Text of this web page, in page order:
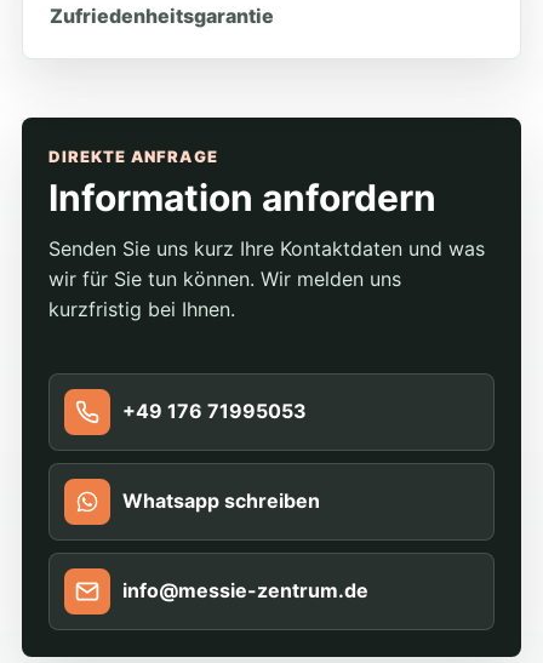
Zufriedenheitsgarantie
DIREKTE ANFRAGE
Information anfordern
Senden Sie uns kurz Ihre Kontaktdaten und was
wir für Sie tun können. Wir melden uns
kurzfristig bei Ihnen.
+49 176 71995053
Whatsapp schreiben
info@messie-zentrum.de